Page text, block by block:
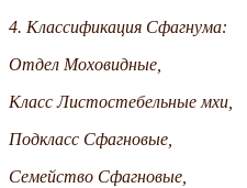
4. Классификация Сфагнума:
Отдел Моховидные,
Класс Листостебельные мхи,
Подкласс Сфагновые,
Семейство Сфагновые,